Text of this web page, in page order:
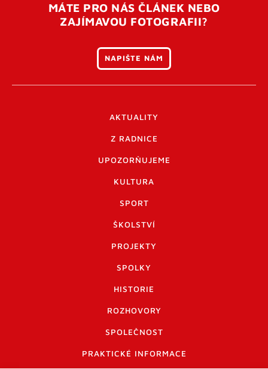
MÁTE PRO NÁS ČLÁNEK NEBO
ZAJÍMAVOU FOTOGRAFII?
NAPIŠTE NÁM
AKTUALITY
Z RADNICE
UPOZORŇUJEME
KULTURA
SPORT
ŠKOLSTVÍ
PROJEKTY
SPOLKY
HISTORIE
ROZHOVORY
SPOLEČNOST
PRAKTICKÉ INFORMACE